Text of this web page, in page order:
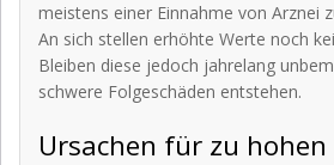
meistens einer Einnahme von Arznei
An sich stellen erhöhte Werte noch
Bleiben diese jedoch jahrelang
schwere Folgeschäden entstehen.
Ursachen für zu